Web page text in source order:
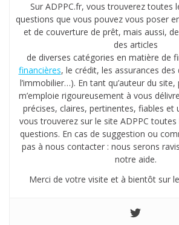
Sur ADPPC.fr, vous trouverez toutes
questions que vous pouvez vous poser
et de couverture de prêt, mais aussi,
des articles
de diverses catégories en matière de
financières, le crédit, les assurances
l’immobilier…). En tant qu’auteur du
m’emploie rigoureusement à vous
précises, claires, pertinentes, fiables et
vous trouverez sur le site ADPPC
questions. En cas de suggestion ou
pas à nous contacter : nous serons
notre aide.
Merci de votre visite et à bientôt sur le